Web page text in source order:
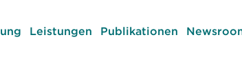
Leistungen Publikationen